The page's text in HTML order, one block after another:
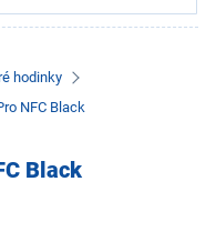
hodinky
NFC Black
Black